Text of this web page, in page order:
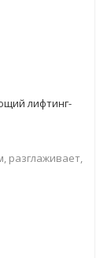
лифтинг-
разглаживает,